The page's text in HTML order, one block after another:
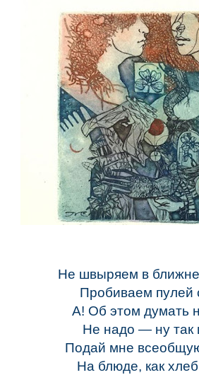
Не швыряем в
Пробиваем пулей
А! Об этом думать
Не надо — ну так
Подай мне
На блюде, как